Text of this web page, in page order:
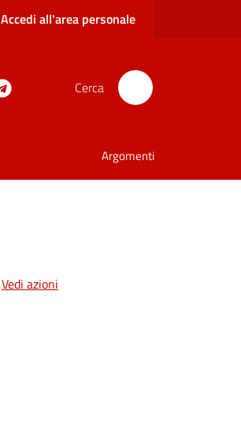
Accedi all'area personale
Cerca
Argomenti
Vedi azioni